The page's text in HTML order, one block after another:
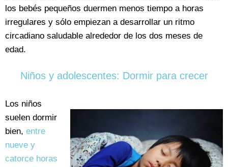
los bebés pequeños duermen menos tiempo a horas
irregulares y sólo empiezan a desarrollar un ritmo
circadiano saludable alrededor de los dos meses de
edad.
Niños y adolescentes: Dormir para crecer
Los niños
suelen dormir
bien, entre
nueve y
catorce horas